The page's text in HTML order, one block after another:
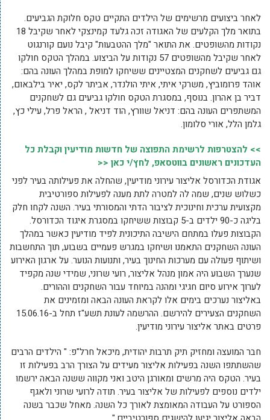
לאחר ביצועים מרשימים של הילדים התקיים טקס חלוקת הגביעים.
בתואר מלך הקלעים של האגודה זכה גלעד קמינצקי לאחר שקיבל 18
נקודות מהשופטים. את התואר "מלך ההטבעות" קיבל נועם קורנגוט
לאחר שקיבל מהשופטים 57 נקודות על הביצוע. במהלך הטקס חולקו
גם גביעים לשחקנים המצטיינים ששיחקו למופת במהלך העונה בהם:
אוהד פרומוביץ, משרקי איתי, איתי הולנדר, אביתר לקס, יאיר בילבאום,
דביר בן אהרון. בנוסף, במסגרת הטקס חולקו גביעים גם לשחקנים
המשתפרים העונה בהם: דניאל שוורץ, הוד דניאל , הראל פרל, עילי כץ,
גלמן הלל, אורי סלומון.
>> להצטרפות לרשימת התפוצה של חדשות מודיעין וקבלת כל
העדכונים ראשונים בווטסאפ, לחץ/י כאן <<
אגודת הכדורסל אליצור עירוני מודיעין, שהחלה את פעילותה בעיר לפני
כשלוש שנים, שמה לה למטרה לתת מענה לפעילות ספורטיבית
מקצועית ערכית וחינוכית לציבור הדתי והמסורתי בעיר. השנה לקחו חלק
בליגה כ-90 ילדים ב-5 קבוצות ששיחקו במסגרת איגוד הכדורסל.
הקבוצות פעלו במתחם הישיבה התיכונית לפיד מודיעין כאשר במהלך
העונה השחקנים התאמנו ושיחקו במגרש פעמיים בשבוע, תוך התחשבות
ושיתוף פעולה עם מערכות החינוך בעיר, ותנועות הנוער. על ארגון האירוע
שנערך השבוע היה אמון מנהל אליצור, רועי שרוני, שמידי שנה מקפיד
לערוך אירוע סיום חגיגי ומהנה במיוחד עבור השחקנים וההורים.
באליצור נערכים בימים אלו לקראת העונה הבאה ומזמינים את
השחקנים הצעירים להירשם. ההרשמה לעונת תשע"ז תחל ב-15.06.16
פרטים באתר אליצור עירוני מודיעין.
חבר המועצה ומחזיק תיק תרבות יהודית, מיכאל חרל"פ: " הילדים הרבים
שהשתתפו השנה בפעילות אליצור מעידים על הצורך הרב בפעילות זו
בעיר. הטקס היה מרשים ומאורגן היטב ואני מקווה ששנה הבאה ירשמו
ילדים נוספים לפעילות של אליצור בעיר. תודה לרועי שרוני ולאגף
הספורט על העבודה המאומצת לאורך כל השנה. מאחל שכבר בשנה